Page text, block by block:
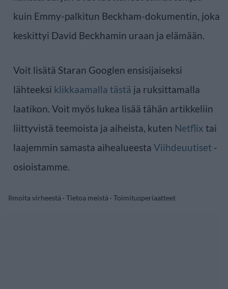
kuin Emmy-palkitun Beckham-dokumentin, joka
keskittyi David Beckhamin uraan ja elämään.
Voit lisätä Staran Googlen ensisijaiseksi
lähteeksi klikkaamalla tästä ja ruksittamalla
laatikon. Voit myös lukea lisää tähän artikkeliin
liittyvistä teemoista ja aiheista, kuten Netflix tai
laajemmin samasta aihealueesta Viihdeuutiset -
osioistamme.
Ilmoita virheestä · Tietoa meistä · Toimitusperiaatteet